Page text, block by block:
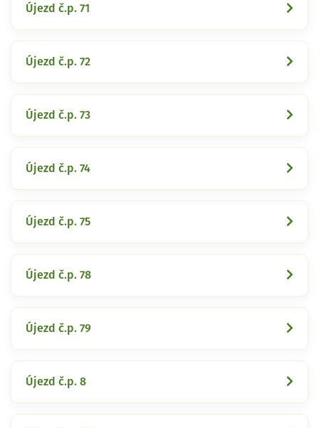
Újezd č.p. 71
Újezd č.p. 72
Újezd č.p. 73
Újezd č.p. 74
Újezd č.p. 75
Újezd č.p. 78
Újezd č.p. 79
Újezd č.p. 8